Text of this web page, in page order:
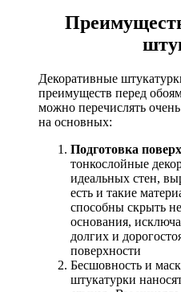
Декоративные
преимуществ перед
можно перечислять
на основных:
Подготовка
тонкослойные
идеальных стен,
есть и такие
способны скрыть
основания,
долгих и
поверхности
Бесшовность и
штукатурки